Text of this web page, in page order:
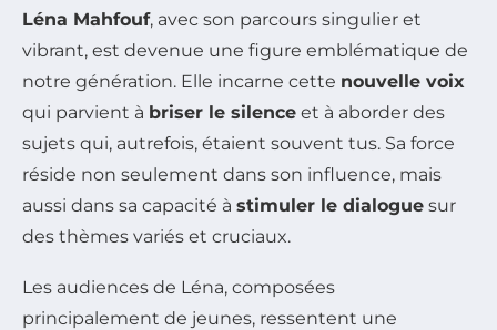
Léna Mahfouf, avec son parcours singulier et
vibrant, est devenue une figure emblématique de
notre génération. Elle incarne cette nouvelle voix
qui parvient à briser le silence et à aborder des
sujets qui, autrefois, étaient souvent tus. Sa force
réside non seulement dans son influence, mais
aussi dans sa capacité à stimuler le dialogue sur
des thèmes variés et cruciaux.
Les audiences de Léna, composées
principalement de jeunes, ressentent une